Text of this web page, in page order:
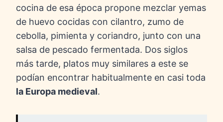
cocina de esa época propone mezclar yemas
de huevo cocidas con cilantro, zumo de
cebolla, pimienta y coriandro, junto con una
salsa de pescado fermentada. Dos siglos
más tarde, platos muy similares a este se
podían encontrar habitualmente en casi toda
la Europa medieval.